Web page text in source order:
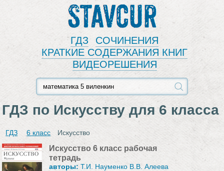
Stavcur
ГДЗ
СОЧИНЕНИЯ
КРАТКИЕ СОДЕРЖАНИЯ КНИГ
ВИДЕОРЕШЕНИЯ
ГДЗ по Искусству для 6 класса
ГДЗ 6 класс Искусство
Искусство 6 класс рабочая
тетрадь
авторы:Т.И. Науменко В.В. Алеева